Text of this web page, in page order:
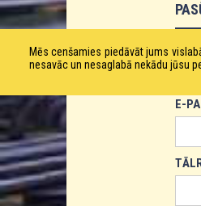
E-
Mēs cenšamies piedāvāt jums
nesavāc un nesaglabā nekādu jūsu